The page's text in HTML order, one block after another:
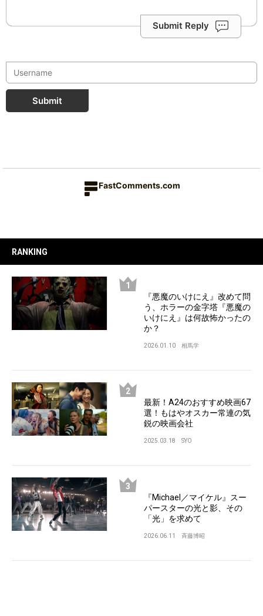
Submit Reply
Submit
FastComments.com
RANKING
『悪魔のいけにえ』改めて問
う、ホラーの金字塔『悪魔の
いけにえ』は何故怖かったの
か？
2026.01.10 相馬学
最新！A24のおすすめ映画67
選！もはやオスカー常連の気
鋭の映画会社
2025.03.18 SYO
『Michael／マイケル』スー
パースターの光と影、その
「光」を求めて
2026.06.11 斉藤博昭